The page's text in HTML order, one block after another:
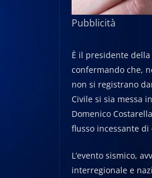
Pubblicità
È il presidente
confermando che,
non si registrano
Civile si sia messa
Domenico
flusso incessante di
L’evento sismico,
interregionale e